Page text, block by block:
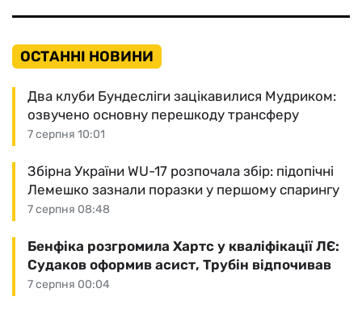
ОСТАННІ НОВИНИ
7 серпня 10:01
Два клуби Бундесліги зацікавилися Мудриком:
озвучено основну перешкоду трансферу
7 серпня 08:48
Збірна України WU-17 розпочала збір: підопічні
Лемешко зазнали поразки у першому спарингу
7 серпня 00:04
Бенфіка розгромила Хартс у кваліфікації ЛЄ:
Судаков оформив асист, Трубін відпочивав